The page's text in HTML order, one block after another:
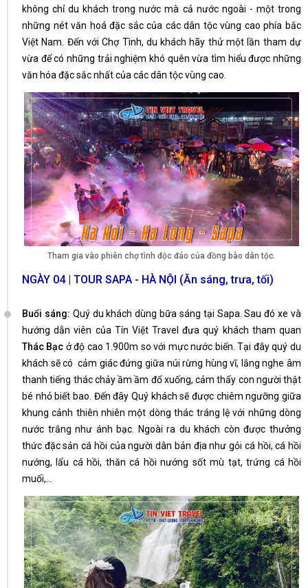
không chỉ du khách trong nước mà cả nước ngoài - một trong
những nét văn hoá đặc sắc của các dân tộc vùng cao phía bắc
Việt Nam. Đến với Chợ Tình, du khách hãy thử một lần tham dự
vừa để có những trải nghiệm khó quên vừa tìm hiểu được những
văn hóa đặc sắc nhất của các dân tộc vùng cao.
Tham gia vào phiên chợ tình độc đáo của đồng bào dân tộc.
NGÀY 04 | TOUR SAPA - HÀ NỘI (Ăn sáng, trưa, tối)
Buổi sáng: Quý du khách dùng bữa sáng tại Sapa. Sau đó xe và
hướng dẫn viên của Tín Việt Travel đưa quý khách tham quan
Thác Bạc ở độ cao 1.900m so với mực nước biển. Tại đây quý du
khách sẽ có cảm giác đứng giữa núi rừng hùng vĩ, lắng nghe âm
thanh tiếng thác chảy ầm ầm đổ xuống, cảm thấy con người thật
bé nhỏ biết bao. Đến đây Quý khách sẽ được chiêm ngưỡng giữa
khung cảnh thiên nhiên một dòng thác tráng lệ với những dòng
nước trắng như ánh bạc. Ngoài ra du khách còn được thưởng
thức đặc sản cá hồi của người dân bản địa như gỏi cá hồi, cá hồi
nướng, lẩu cá hồi, thăn cá hồi nướng sốt mù tạt, trứng cá hồi
muối,...